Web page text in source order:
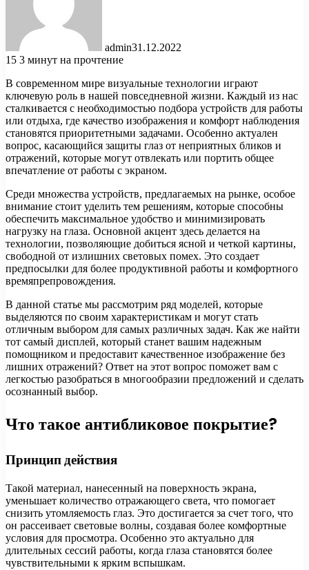
admin31.12.2022
15 3 минут на прочтение
В современном мире визуальные технологии играют
ключевую роль в нашей повседневной жизни. Каждый из нас
сталкивается с необходимостью подбора устройств для работы
или отдыха, где качество изображения и комфорт наблюдения
становятся приоритетными задачами. Особенно актуален
вопрос, касающийся защиты глаз от неприятных бликов и
отражений, которые могут отвлекать или портить общее
впечатление от работы с экраном.
Среди множества устройств, предлагаемых на рынке, особое
внимание стоит уделить тем решениям, которые способны
обеспечить максимальное удобство и минимизировать
нагрузку на глаза. Основной акцент здесь делается на
технологии, позволяющие добиться ясной и четкой картины,
свободной от излишних световых помех. Это создает
предпосылки для более продуктивной работы и комфортного
времяпрепровождения.
В данной статье мы рассмотрим ряд моделей, которые
выделяются по своим характеристикам и могут стать
отличным выбором для самых различных задач. Как же найти
тот самый дисплей, который станет вашим надежным
помощником и предоставит качественное изображение без
лишних отражений? Ответ на этот вопрос поможет вам с
легкостью разобраться в многообразии предложений и сделать
осознанный выбор.
Что такое антибликовое покрытие?
Принцип действия
Такой материал, нанесенный на поверхность экрана,
уменьшает количество отражающего света, что помогает
снизить утомляемость глаз. Это достигается за счет того, что
он рассеивает световые волны, создавая более комфортные
условия для просмотра. Особенно это актуально для
длительных сессий работы, когда глаза становятся более
чувствительными к ярким вспышкам.